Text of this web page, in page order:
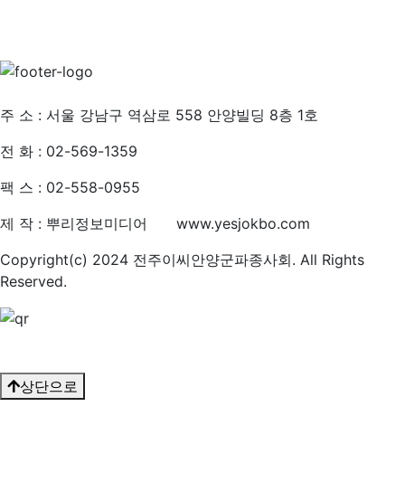
주 소 : 서울 강남구 역삼로 558 안양빌딩 8층 1호
전 화 : 02-569-1359
팩 스 : 02-558-0955
제 작 : 뿌리정보미디어 www.yesjokbo.com
Copyright(c) 2024 전주이씨안양군파종사회. All Rights
Reserved.
상단으로